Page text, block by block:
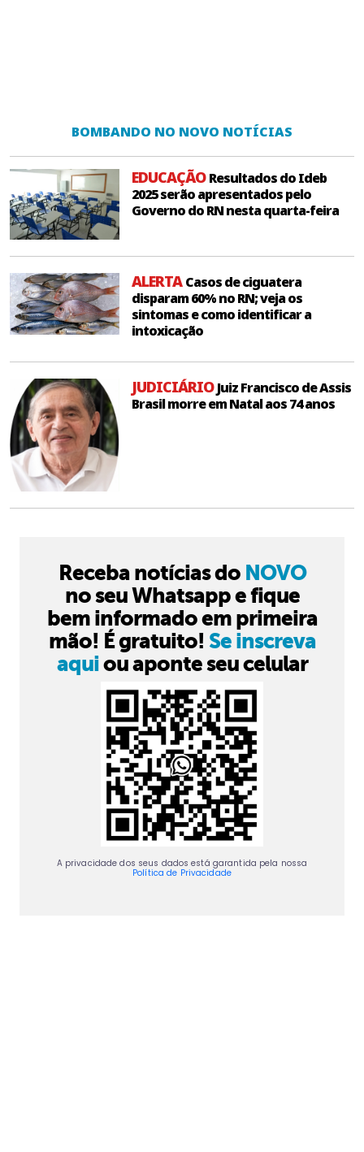
BOMBANDO NO NOVO NOTÍCIAS
EDUCAÇÃOResultados do Ideb
2025 serão apresentados pelo
Governo do RN nesta quarta-feira
ALERTACasos de ciguatera
disparam 60% no RN; veja os
sintomas e como identificar a
intoxicação
JUDICIÁRIOJuiz Francisco de Assis
Brasil morre em Natal aos 74 anos
Receba notícias do NOVO
no seu Whatsapp e fique
bem informado em primeira
mão! É gratuito! Se inscreva
aquiou aponte seu celular
A privacidade dos seus dados está garantida pela nossa
Política de Privacidade